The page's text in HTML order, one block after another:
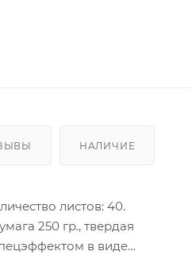
НАЛИЧИЕ
листов: 40.
250 гр., твердая
в виде